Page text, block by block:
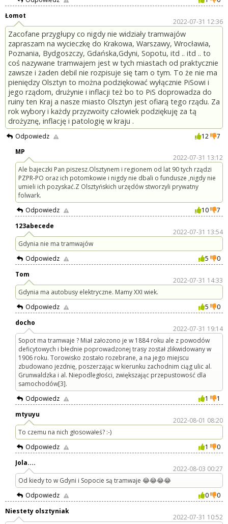
Łomot
2022-07-31 12:36
Zacofane przygłupy co nigdy nie widziały tramwajów
zapraszam na wycieczkę do Krakowa, Warszawy, Wrocławia,
Poznania, Bydgoszczy, Gdańska,Gdyni, Sopotu, itd .. itd .. to
coś nazywane tramwajem jest w tych miastach od praktycznie
zawsze i żaden debil nie rozpisuje się tam o tym. To że nie ma
pieniędzy Olsztyn to można podziękować wyłącznie PiSowi i
jego rządom, drużynie i inflacji też bo to PiS doprowadza do
ruiny ten Kraj a nasze miasto Olsztyn jest ofiarą tego rządu. Za
rok wybory i każdy przyzwoity człowiek podziękuję za tą
drożyznę, inflację i patologię w kraju .
Odpowiedz 12
7
MP
2022-07-31 13:12
Ale bajeczki Pan piszesz.Olsztynem i regionem od lat 90 tych rządzi
PZPR-PO oraz ich potomkowie i nigdy nie dbali o fundusze ,nigdy nie
umieli ich pozyskać.Z Olsztyńskich urzędów stworzyli prywatny
folwark.
Odpowiedz
10
7
123abecede
2022-07-31 13:54
Gdynia nie ma tramwajów
Odpowiedz
5
0
Tom
2022-07-31 14:33
Gdynia ma autobusy elektryczne. Mamy XXI wiek.
Odpowiedz
5
0
docho
2022-07-31 19:14
Sopot ma tramwaje ? Miał załozono je w 1884 roku ale z powodów
deficytowych i błednie poprowadzonej trasy został zlikwidowany w
1906 roku. Torowisko zostało rozebrane, a na jego miejscu
zbudowano jezdnię, poszerzając w kierunku zachodnim ciąg ulic al.
Grunwaldzka i al. Niepodległości, zwiększając przepustowość dla
samochodów[3].
Odpowiedz
1
1
mtyuyu
2022-08-01 08:20
To czemu na nich głosowałeś? :-)
Odpowiedz
1
0
Jola....
2022-08-03 00:27
Od kiedy to w Gdyni i Sopocie są tramwaje 😂😂😂😂
Odpowiedz
0
0
Niestety olsztyniak
2022-07-31 10:52